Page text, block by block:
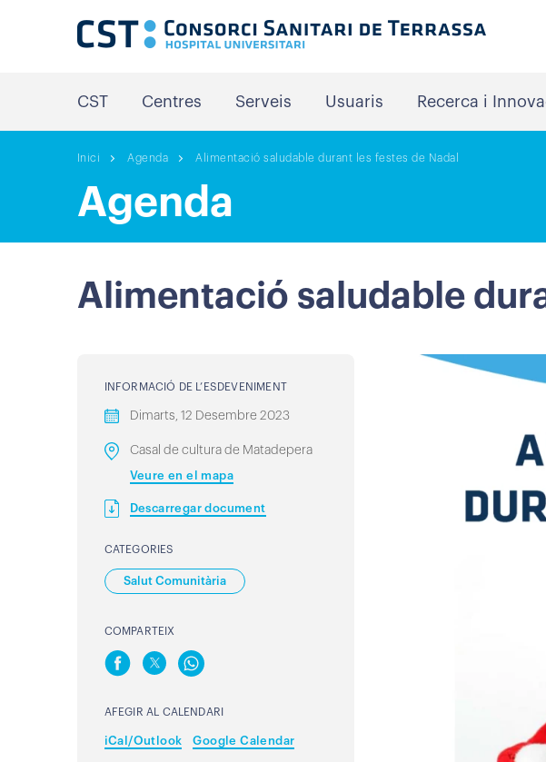
CST Centres Serveis Usuaris Recerca i
Inici Agenda Alimentació saludable durant les festes de Nadal
Agenda
Alimentació saludable
INFORMACIÓ DE L’ESDEVENIMENT
Dimarts, 12 Desembre 2023
Casal de cultura de Matadepera
Veure en el mapa
Descarregar document
CATEGORIES
Salut Comunitària
COMPARTEIX
AFEGIR AL CALENDARI
iCal/Outlook Google Calendar